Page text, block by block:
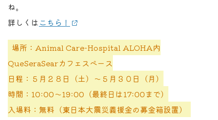
ね。
詳しくはこちら！
場所：Animal Care-Hospital ALOHA内
QueSeraSearカフェスペース
日程：５月２８日（土）〜５月３０日（月）
時間：10:00〜19:00（最終日は17:00まで）
入場料：無料（東日本大震災義援金の募金箱設置）